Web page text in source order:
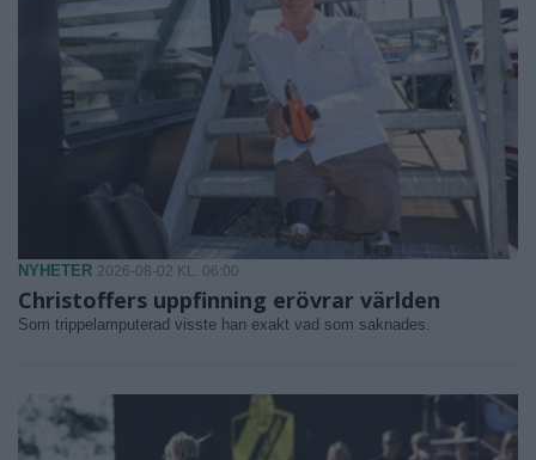
NYHETER 2026-08-02 KL. 06:00
Christoffers uppfinning erövrar världen
Som trippelamputerad visste han exakt vad som saknades.